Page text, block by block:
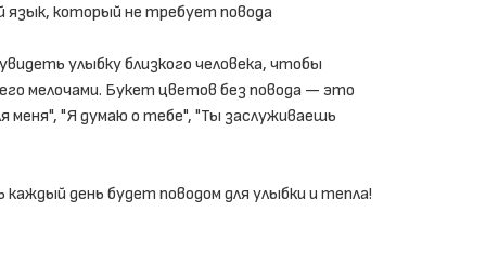
который не требует повода
улыбку близкого человека, чтобы
мелочами. Букет цветов без повода — это
меня", "Я думаю о тебе", "Ты заслуживаешь
день будет поводом для улыбки и тепла!